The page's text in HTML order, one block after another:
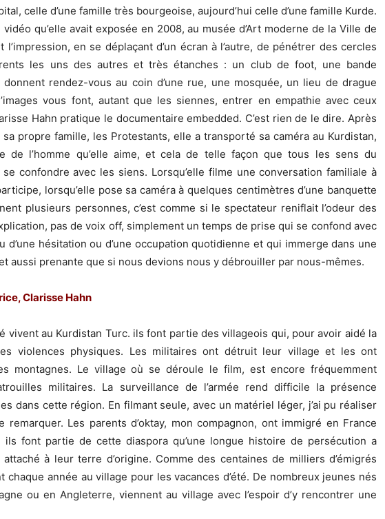
celle d’une famille très bourgeoise, aujourd’hui celle d’une famille Kurde.
qu’elle avait exposée en 2008, au musée d’Art moderne de la Ville de
l’impression, en se déplaçant d’un écran à l’autre, de pénétrer des cercles
les uns des autres et très étanches : un club de foot, une bande
donnent rendez-vous au coin d’une rue, une mosquée, un lieu de drague
vous font, autant que les siennes, entrer en empathie avec ceux
Hahn pratique le documentaire embedded. C’est rien de le dire. Après
propre famille, les Protestants, elle a transporté sa caméra au Kurdistan,
de l’homme qu’elle aime, et cela de telle façon que tous les sens du
confondre avec les siens. Lorsqu’elle filme une conversation familiale à
lorsqu’elle pose sa caméra à quelques centimètres d’une banquette
plusieurs personnes, c’est comme si le spectateur reniflait l’odeur des
pas de voix off, simplement un temps de prise qui se confond avec
d’une hésitation ou d’une occupation quotidienne et qui immerge dans une
aussi prenante que si nous devions nous y débrouiller par nous-mêmes.
Clarisse Hahn
vivent au Kurdistan Turc. ils font partie des villageois qui, pour avoir aidé la
violences physiques. Les militaires ont détruit leur village et les ont
montagnes. Le village où se déroule le film, est encore fréquemment
militaires. La surveillance de l’armée rend difficile la présence
dans cette région. En filmant seule, avec un matériel léger, j’ai pu réaliser
Les parents d’oktay, mon compagnon, ont immigré en France
ils font partie de cette diaspora qu’une longue histoire de persécution a
à leur terre d’origine. Comme des centaines de milliers d’émigrés
chaque année au village pour les vacances d’été. De nombreux jeunes nés
ou en Angleterre, viennent au village avec l’espoir d’y rencontrer une